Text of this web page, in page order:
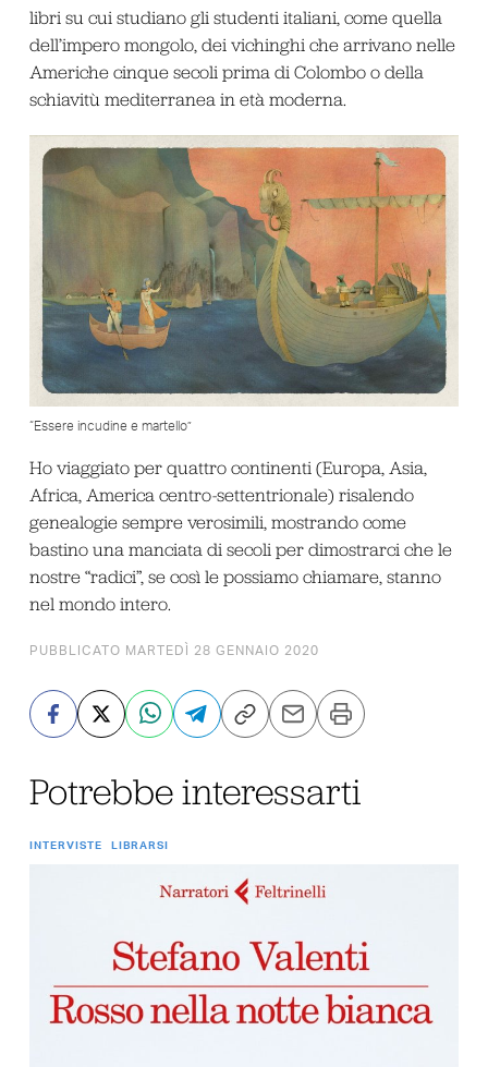
libri su cui studiano gli studenti italiani, come quella
dell’impero mongolo, dei vichinghi che arrivano nelle
Americhe cinque secoli prima di Colombo o della
schiavitù mediterranea in età moderna.
“Essere incudine e martello”
Ho viaggiato per quattro continenti (Europa, Asia,
Africa, America centro-settentrionale) risalendo
genealogie sempre verosimili, mostrando come
bastino una manciata di secoli per dimostrarci che le
nostre “radici”, se così le possiamo chiamare, stanno
nel mondo intero.
PUBBLICATO MARTEDÌ 28 GENNAIO 2020
Potrebbe interessarti
INTERVISTE LIBRARSI